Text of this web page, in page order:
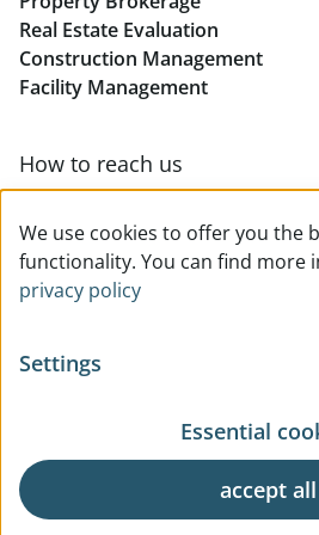
Real Estate Evaluation
Construction Management
Facility Management
How to reach us
Terms Of Use
Cookie Settings
We use cookies to offer you the
functionality. You can find more
privacy policy
Settings
Essential
accept all